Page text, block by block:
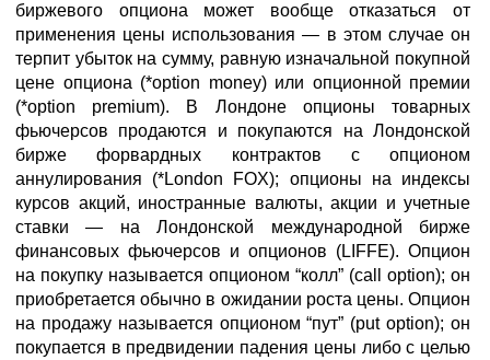
биржевого опциона может вообще отказаться от
применения цены использования — в этом случае он
терпит убыток на сумму, равную изначальной покупной
цене опциона (*option money) или опционной премии
(*option premium). В Лондоне опционы товарных
фьючерсов продаются и покупаются на Лондонской
бирже форвардных контрактов с опционом
аннулирования (*London FOX); опционы на индексы
курсов акций, иностранные валюты, акции и учетные
ставки — на Лондонской международной бирже
финансовых фьючерсов и опционов (LIFFE). Опцион
на покупку называется опционом “колл” (call option); он
приобретается обычно в ожидании роста цены. Опцион
на продажу называется опционом “пут” (put option); он
покупается в предвидении падения цены либо с целью